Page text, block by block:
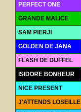
PERFECT ONE
GRANDE MALICE
SAM PIERJI
GOLDEN DE JANA
FLASH DE DUFFEL
ISIDORE BONHEUR
NICE PRESENT
J'ATTENDS LOSEILLE